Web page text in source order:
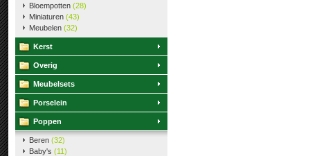
Bloempotten (28)
Miniaturen (43)
Meubelen (32)
Kerst
Overig
Meubelsets
Porselein
Poppen
Beren (32)
Baby's (11)